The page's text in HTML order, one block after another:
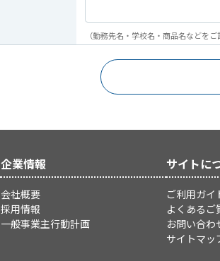
（勤務先名・学校名・商品名などを
企業情報
会社概要
採用情報
一般事業主行動計画
サイトに
ご利用ガイ
よくあるご
お問い合わ
サイトマッ